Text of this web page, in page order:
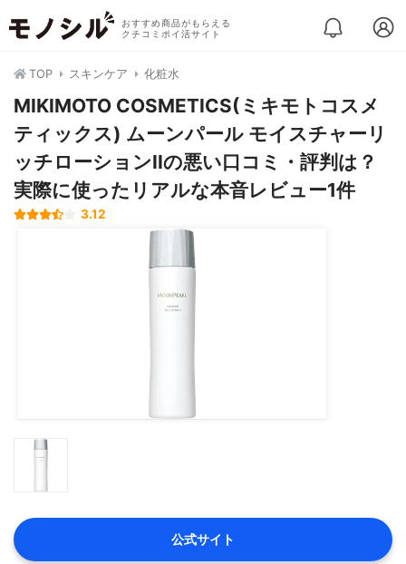
おすすめ商品がもらえる
クチコミポイ活サイト
TOP スキンケア 化粧水
MIKIMOTO COSMETICS(ミキモトコスメ
ティックス) ムーンパール モイスチャーリ
ッチローションIIの悪い口コミ・評判は？
実際に使ったリアルな本音レビュー1件
3.12
公式サイト